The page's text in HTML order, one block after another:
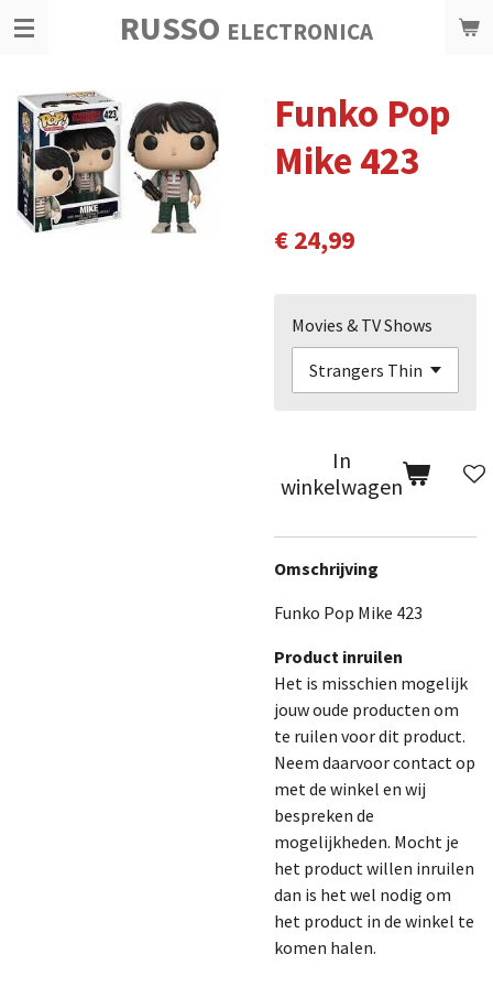
Ga
de
hoofdinhoud
RUSSO ELECTRONICA
Funko Pop
Mike 423
€ 24,99
Movies & TV Shows
In
winkelwagen
Omschrijving
Funko Pop Mike 423
Product inruilen
Het is misschien mogelijk
jouw oude producten om
te ruilen voor dit product.
Neem daarvoor contact op
met de winkel en wij
bespreken de
mogelijkheden. Mocht je
het product willen inruilen
dan is het wel nodig om
het product in de winkel te
komen halen.